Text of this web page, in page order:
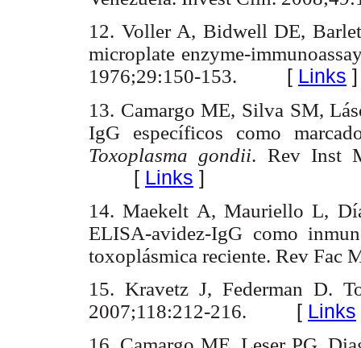
12. Voller A, Bidwell DE,
microplate enzyme-
1976;29:150-153.
[ Links ]
13. Camargo ME, Silva SM,
IgG específicos como
Toxoplasma gondii. Rev Inst
[ Links ]
14. Maekelt A, Mauriello L,
ELISA-avidez-IgG como
toxoplásmica reciente. Rev Fac
15. Kravetz J, Federman D.
2007;118:212-216.
[ Links